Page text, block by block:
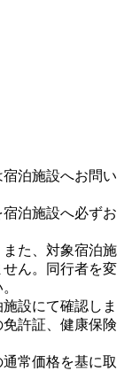
泊施設へお問い
泊施設へ必ずお
た、対象宿泊施
ん。同行者を変
設にて確認しま
許証、健康保険
常価格を基に取